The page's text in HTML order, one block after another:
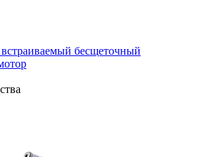
бесщеточный